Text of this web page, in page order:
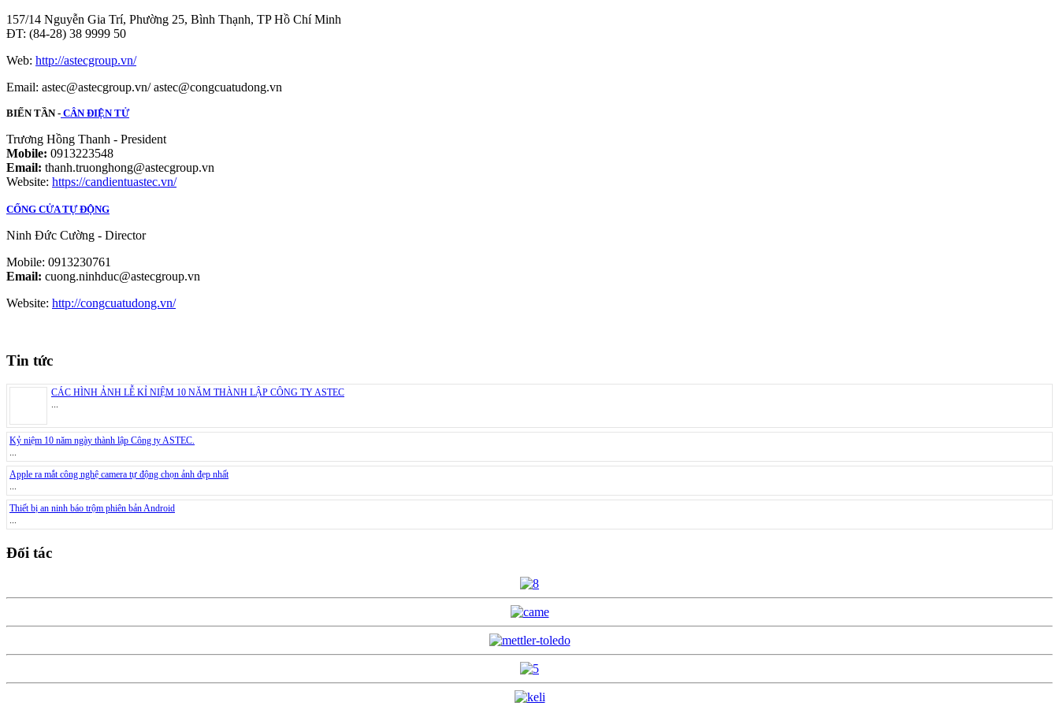
157/14 Nguyễn Gia Trí, Phường 25, Bình Thạnh, TP Hồ Chí Minh
ĐT: (84-28) 38 9999 50
Web: http://astecgroup.vn/
Email: astec@astecgroup.vn/ astec@congcuatudong.vn
BIẾN TẦN - CÂN ĐIỆN TỬ
Trương Hồng Thanh - President
Mobile: 0913223548
Email: thanh.truonghong@astecgroup.vn
Website: https://candientuastec.vn/
CỔNG CỬA TỰ ĐỘNG
Ninh Đức Cường - Director
Mobile: 0913230761
Email: cuong.ninhduc@astecgroup.vn
Website: http://congcuatudong.vn/
Tin tức
CÁC HÌNH ẢNH LỄ KỈ NIỆM 10 NĂM THÀNH LẬP CÔNG TY ASTEC
...
Kỷ niệm 10 năm ngày thành lập Công ty ASTEC.
...
Apple ra mắt công nghệ camera tự động chọn ảnh đẹp nhất
...
Thiết bị an ninh báo trộm phiên bản Android
...
Đối tác